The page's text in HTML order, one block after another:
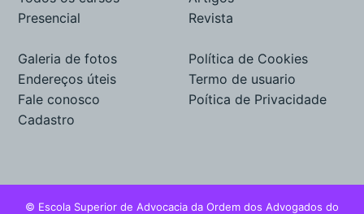
Presencial
Revista
Galeria de fotos
Endereços úteis
Fale conosco
Cadastro
Política de Cookies
Termo de usuario
Poítica de Privacidade
© Escola Superior de Advocacia da Ordem dos Advogados do